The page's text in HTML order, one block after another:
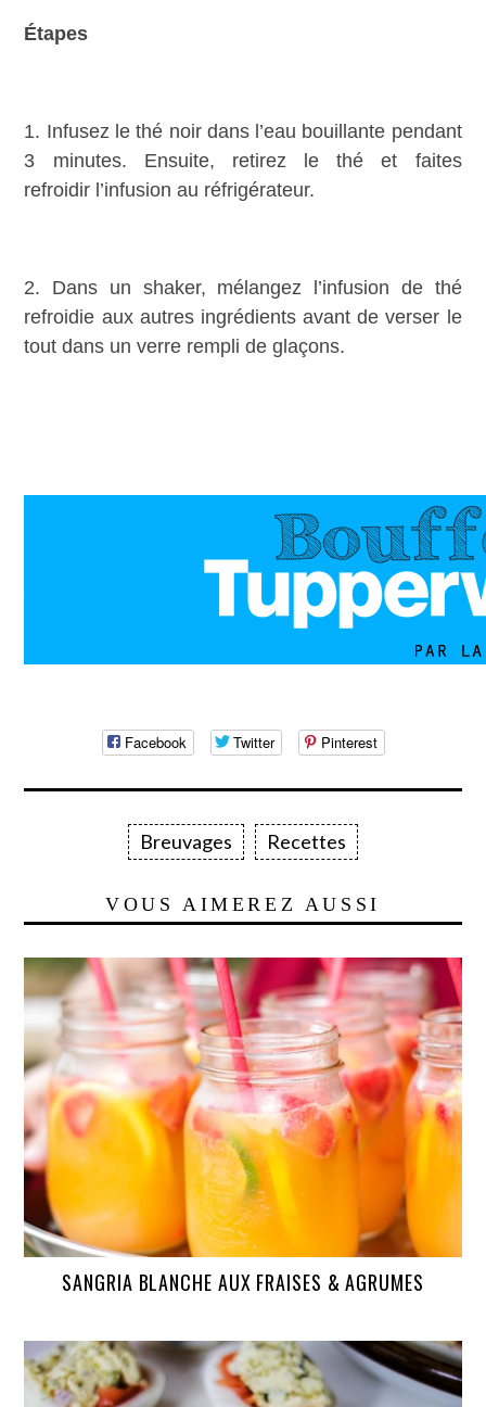
Étapes
1. Infusez le thé noir dans l’eau bouillante pendant
3 minutes. Ensuite, retirez le thé et faites
refroidir l’infusion au réfrigérateur.
2. Dans un shaker, mélangez l’infusion de thé
refroidie aux autres ingrédients avant de verser le
tout dans un verre rempli de glaçons.
Facebook Twitter Pinterest
Breuvages Recettes
VOUS AIMEREZ AUSSI
SANGRIA BLANCHE AUX FRAISES & AGRUMES